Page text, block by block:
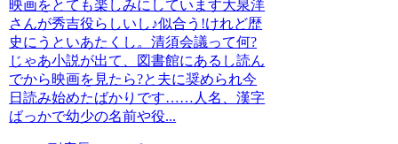
映画をとても楽しみにしています大泉洋
さんが秀吉役らしいし♪似合う!けれど歴
史にうといあたくし。清須会議って何?
じゃあ小説が出て、図書館にあるし読ん
でから映画を見たら?と夫に奨められ今
日読み始めたばかりです……人名、漢字
ばっかで幼少の名前や役...